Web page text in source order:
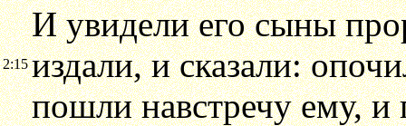
2:15
И увидели его сыны
издали, и сказали:
пошли навстречу ему,